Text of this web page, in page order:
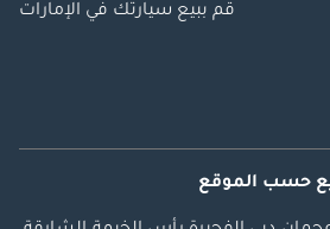
قم ببيع سيارتك في الإمارات
حسب الموقع